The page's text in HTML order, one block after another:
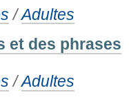
/Adultes
et des phrases
/Adultes